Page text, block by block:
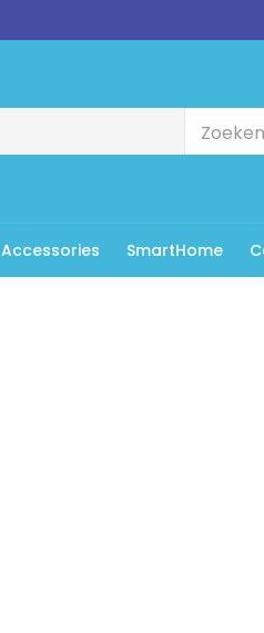
Accessories SmartHome